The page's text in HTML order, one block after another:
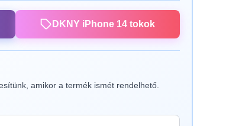
DKNY iPhone 14 tokok
amikor a termék ismét rendelhető.